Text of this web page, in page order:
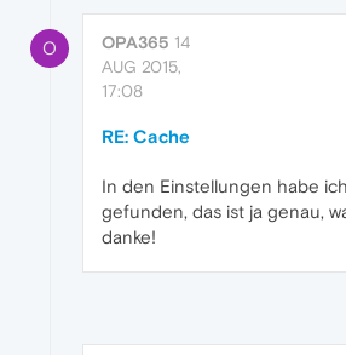
O OPA365 14
AUG 2015,
17:08
RE: Cache
In den Einstellungen habe
gefunden, das ist ja genau,
danke!